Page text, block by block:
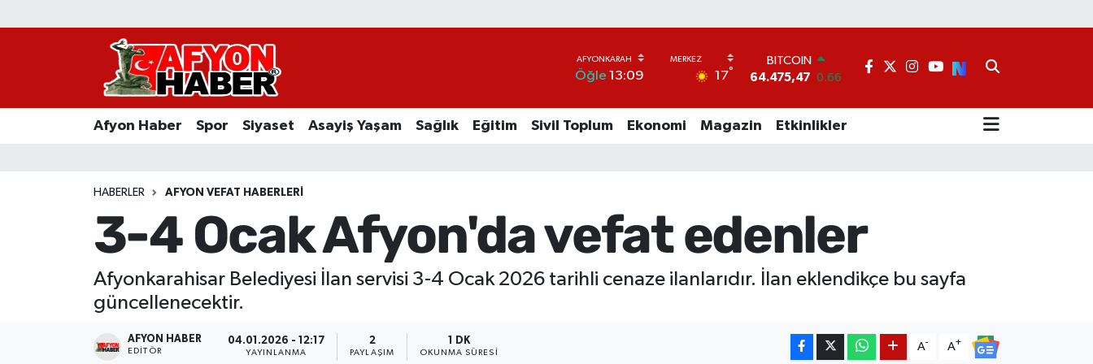
Öğle 13:09 17°
64.475,47
0.66
DOLAR
EURO
55,1336
0.18
13.703
0
Afyon Haber Spor Siyaset Asayiş Yaşam Sağlık Eğitim Sivil Toplum Ekonomi Magazin Etkinlikler
HABERLER AFYON VEFAT HABERLERI
3-4 Ocak Afyon'da vefat edenler
Afyonkarahisar Belediyesi İlan servisi 3-4 Ocak 2026 tarihli cenaze ilanlarıdır. İlan eklendikçe bu sayfa
güncellenecektir.
AFYON HABER
EDITÖR
04.01.2026 - 12:17
YAYINLANMA
2
PAYLAŞIM
1 DK
OKUNMA SÜRESI
A- A+
Afyon Haber
Asayiş Yaşam
Sivil Toplum
Ekonomi